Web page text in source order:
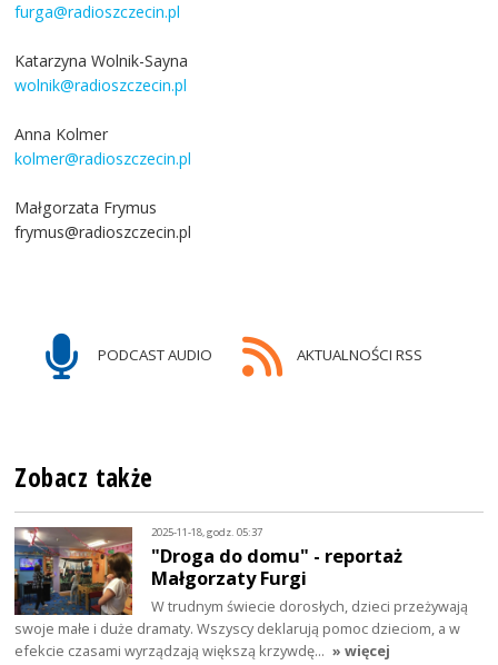
furga@radioszczecin.pl
Katarzyna Wolnik-Sayna
wolnik@radioszczecin.pl
Anna Kolmer
kolmer@radioszczecin.pl
Małgorzata Frymus
frymus@radioszczecin.pl
PODCAST AUDIO AKTUALNOŚCI RSS
Zobacz także
2025-11-18, godz. 05:37
"Droga do domu" - reportaż
Małgorzaty Furgi
W trudnym świecie dorosłych, dzieci przeżywają
swoje małe i duże dramaty. Wszyscy deklarują pomoc dzieciom, a w
efekcie czasami wyrządzają większą krzywdę… » więcej